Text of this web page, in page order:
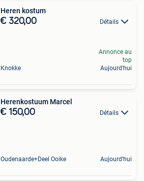
Heren kostum
€ 320,00 Détails
Knokke
Annonce au
top
Aujourd'hui
Herenkostuum Marcel
€ 150,00 Détails
Oudenaarde+Deel Ooike Aujourd'hui